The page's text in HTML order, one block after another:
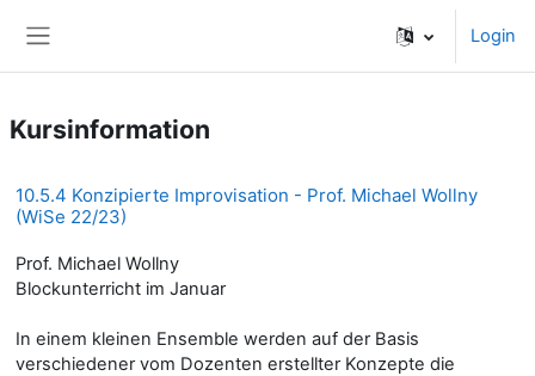
Login
Kursinformation
10.5.4 Konzipierte Improvisation - Prof. Michael Wollny
(WiSe 22/23)
Prof. Michael Wollny
Blockunterricht im Januar
In einem kleinen Ensemble werden auf der Basis
verschiedener vom Dozenten erstellter Konzepte die